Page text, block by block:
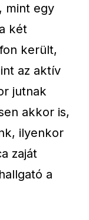
mint egy
két
került,
az aktív
jutnak
akkor is,
ilyenkor
zaját
a